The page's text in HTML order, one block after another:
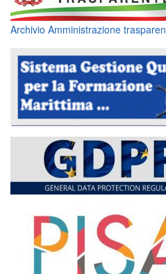
Archivio Amministrazione